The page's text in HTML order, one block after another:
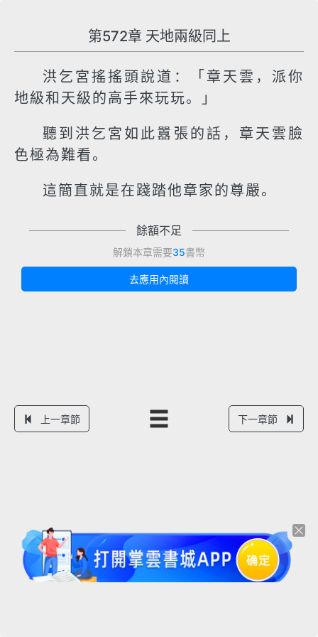
第572章 天地兩級同上
洪乞宮搖搖頭說道：「章天雲，派你
地級和天級的高手來玩玩。」
聽到洪乞宮如此囂張的話，章天雲臉
色極為難看。
這簡直就是在踐踏他章家的尊嚴。
餘額不足
解鎖本章需要35書幣
去應用內閱讀
上一章節 下一章節